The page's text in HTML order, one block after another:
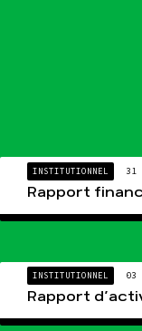
INSTITUTIONNEL 31
Rapport
INSTITUTIONNEL 03
Rapport